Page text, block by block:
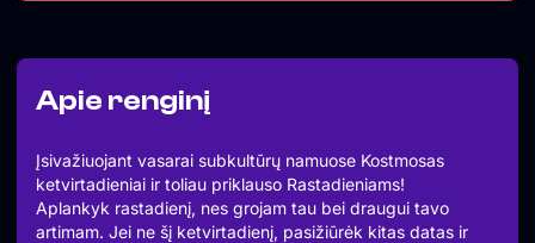
Apie renginį
Įsivažiuojant vasarai subkultūrų namuose Kostmosas
ketvirtadieniai ir toliau priklauso Rastadieniams!
Aplankyk rastadienį, nes grojam tau bei draugui tavo
artimam. Jei ne šį ketvirtadienį, pasižiūrėk kitas datas ir